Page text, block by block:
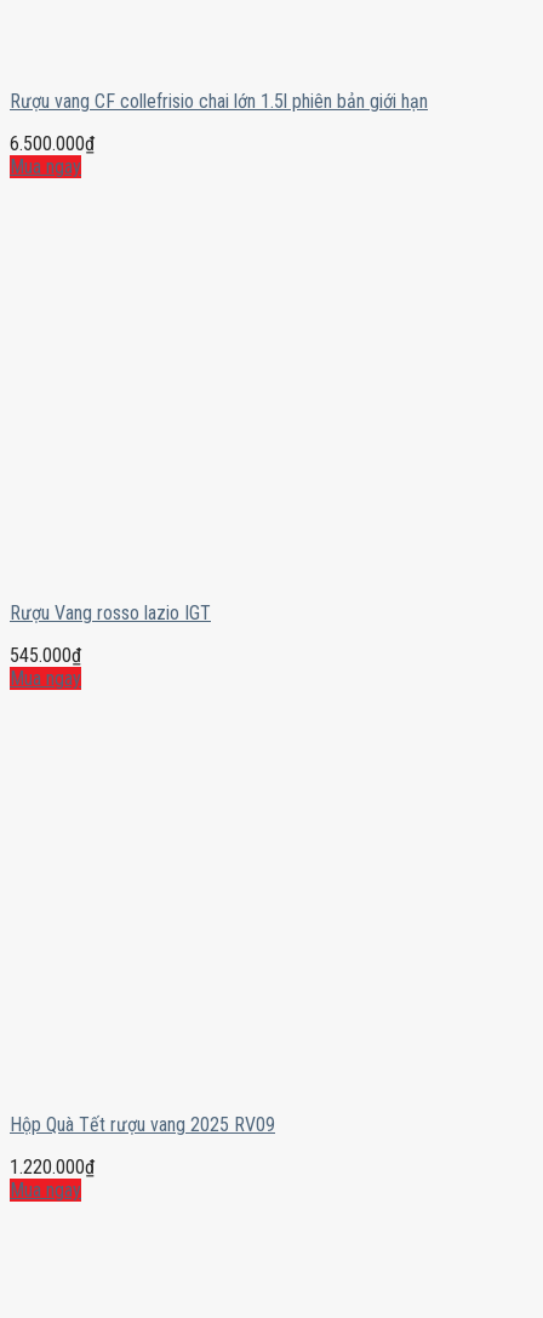
Rượu vang CF collefrisio chai lớn 1.5l phiên bản giới hạn
6.500.000₫
Mua ngay
Rượu Vang rosso lazio IGT
545.000₫
Mua ngay
Hộp Quà Tết rượu vang 2025 RV09
1.220.000₫
Mua ngay